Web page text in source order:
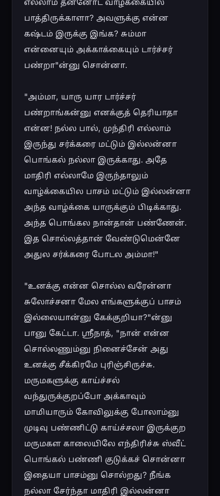
எல்லாம் தன்னோட வாழ்க்கையில
பாத்திருக்காளா? அவளுக்கு என்ன
கஷ்டம் இருக்கு இங்க? சும்மா
என்னையும் அக்காக்கையும் டார்ச்சர்
பண்றா"ன்னு சொன்னா.
"அம்மா, யாரு யார டார்ச்சர்
பண்றாங்கன்னு எனக்குத் தெரியாதா
என்ன! நல்ல பால், முந்திரி எல்லாம்
இருந்து சர்க்கரை மட்டும் இல்லன்னா
பொங்கல் நல்லா இருக்காது. அதே
மாதிரி எல்லாமே இருந்தாலும்
வாழ்க்கையில பாசம் மட்டும் இல்லன்னா
அந்த வாழ்க்கை யாருக்கும் பிடிக்காது.
அந்த பொங்கல நான்தான் பண்ணேன்.
இத சொல்லத்தான் வேண்டுமென்னே
அதுல சர்க்கரை போடல அம்மா!"
"உனக்கு என்ன சொல்ல வரேன்னா
சுலோச்சனா மேல எங்களுக்குப் பாசம்
இல்லையான்னு கேக்குறியா?"ன்னு
பானு கேட்டா. ஸ்ரீநாத், "நான் என்ன
சொல்லணும்னு நினைச்சேன் அது
உனக்கு சீக்கிரமே புரிஞ்சிருச்சு.
மருமகளுக்கு காய்ச்சல்
வந்துருக்குறப்போ அக்காவும்
மாமியாரும் கோவிலுக்கு போலாம்னு
முடிவு பண்ணிட்டு காய்ச்சலா இருக்குற
மருமகள காலையிலே எந்திரிச்சு ஸ்வீட்
பொங்கல் பண்ணி குடுக்கச் சொன்னா
இதையா பாசம்னு சொல்றது? நீங்க
நல்லா சேர்ந்தா மாதிரி இல்லன்னா